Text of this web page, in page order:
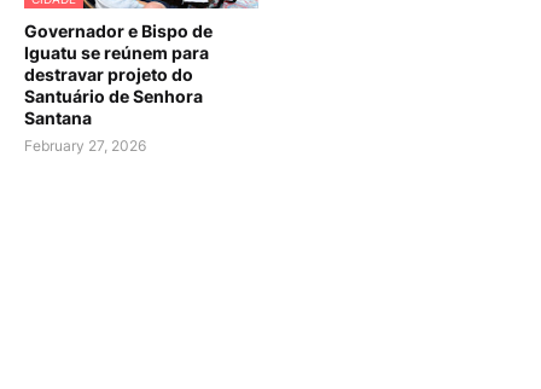
Governador e Bispo de
Iguatu se reúnem para
destravar projeto do
Santuário de Senhora
Santana
February 27, 2026